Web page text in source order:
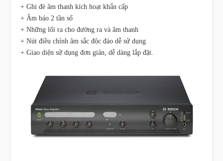
+ Ghi đè âm thanh kích hoạt khẩn cấp
+ Âm báo 2 tần số
+ Những lối ra cho đường ra và âm thanh
+ Nút điều chỉnh âm sắc độc đáo dễ sử dụng
+ Giao diện sử dụng đơn giản, dễ dàng lắp đặt.